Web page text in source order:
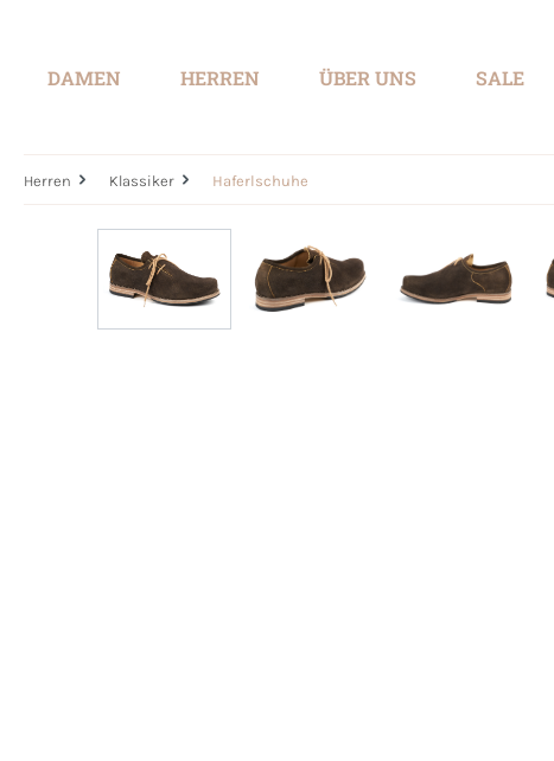
DAMEN HERREN ÜBER UNS SALE
Herren Klassiker Haferlschuhe